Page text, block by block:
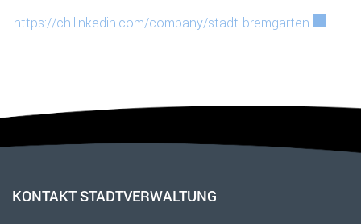
https://ch.linkedin.com/company/stadt-bremgarten
Fusszeile
KONTAKT STADTVERWALTUNG